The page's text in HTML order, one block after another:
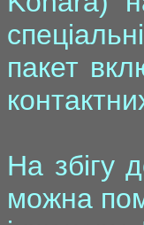
пакет
На збігу
можна